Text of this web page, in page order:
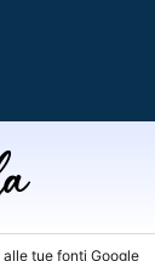
alle tue fonti Google